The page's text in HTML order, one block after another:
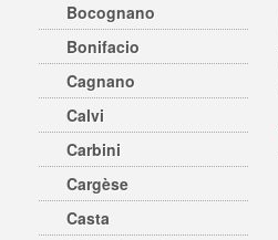
Bocognano
Bonifacio
Cagnano
Calvi
Carbini
Cargèse
Casta